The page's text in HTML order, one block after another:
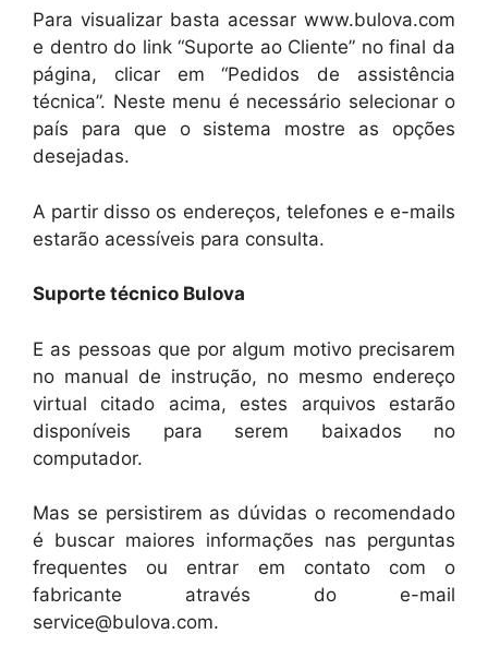
Para visualizar basta acessar www.bulova.com
e dentro do link “Suporte ao Cliente” no final da
página, clicar em “Pedidos de assistência
técnica”. Neste menu é necessário selecionar o
país para que o sistema mostre as opções
desejadas.
A partir disso os endereços, telefones e e-mails
estarão acessíveis para consulta.
Suporte técnico Bulova
E as pessoas que por algum motivo precisarem
no manual de instrução, no mesmo endereço
virtual citado acima, estes arquivos estarão
disponíveis para serem baixados no
computador.
Mas se persistirem as dúvidas o recomendado
é buscar maiores informações nas perguntas
frequentes ou entrar em contato com o
fabricante através do e-mail
service@bulova.com.